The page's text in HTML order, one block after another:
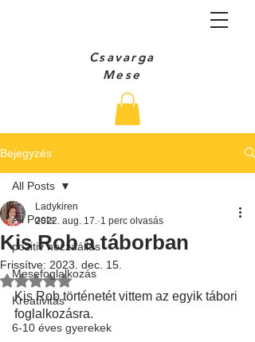
Csavarga
Mese
Bejegyzés
All Posts
pozitiv hozzáállás
Mesefoglalkozás
Kreativitás
6-10 éves gyerekek
All Posts
Kis Rob a táborban
Ladykiren
2022. aug. 17.
1 perc olvasás
Frissítve: 2023. dec. 15.
NaN csillagot kapott az 5-ből.
Kis Rob történetét vittem az egyik tábori
foglalkozásra.